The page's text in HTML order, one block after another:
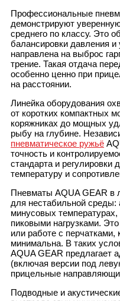
Профессиональные
демонстрируют
среднего по классу. Это
балансировки давления
направлена на выброс
трение. Такая отдача
особенно ценно при
на расстоянии.
Линейка оборудования
от коротких компактных
коряжниках до мощных
рыбу на глубине.
пневматическое ружьё
точность и
стандарта и регулировки
температуру и
Пневматы AQUA GEAR в
для нестабильной среды:
минусовых
пиковыми нагрузками.
или работе с перчатками,
минимальна. В таких
AQUA GEAR предлагает
(включая версии под
прицельные
Подводные и